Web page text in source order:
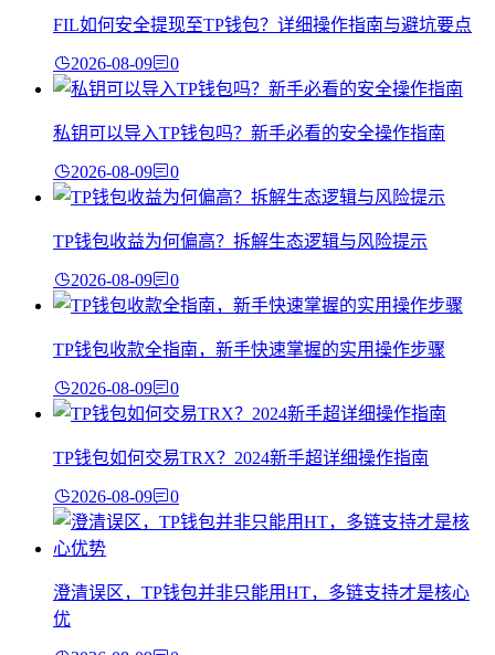
FIL如何安全提现至TP钱包？详细操作指南与避坑要点
2026-08-09 0
私钥可以导入TP钱包吗？新手必看的安全操作指南
2026-08-09 0
TP钱包收益为何偏高？拆解生态逻辑与风险提示
2026-08-09 0
TP钱包收款全指南，新手快速掌握的实用操作步骤
2026-08-09 0
TP钱包如何交易TRX？2024新手超详细操作指南
2026-08-09 0
澄清误区，TP钱包并非只能用HT，多链支持才是核心
优